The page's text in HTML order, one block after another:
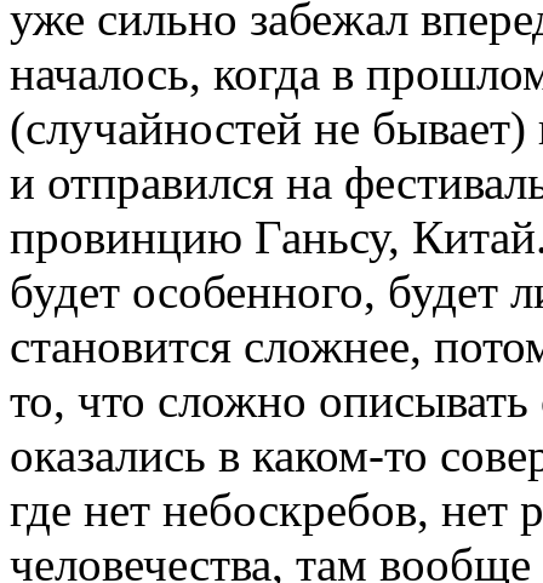
уже сильно забежал
началось, когда в
(случайностей не
и отправился на
провинцию Ганьсу,
будет особенного, будет
становится сложнее,
то, что сложно
оказались в каком-то
где нет небоскребов, нет
человечества, там